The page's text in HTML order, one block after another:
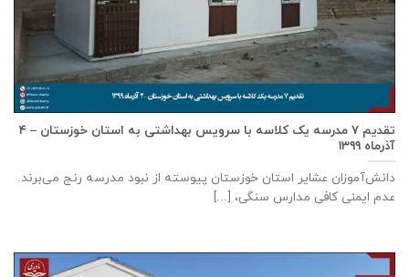
تقدیم ۷ مدرسه یک کلاسه با سرويس بهداشتی به استان خوزستان – ۴
آذر‌ماه ۱۳۹۹
دانش‌آموزان عشایر استان خوزستان پيوسته از نبود مدرسه رنج می‌برند.
عدم ایمنی کافی مدارس سنگی، [...]